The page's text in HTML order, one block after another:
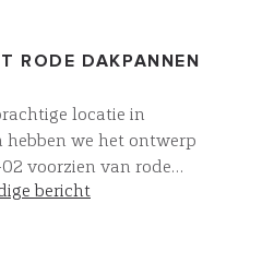
RODE DAKPANNEN
locatie in
hebben we het ontwerp
voorzien van rode
ook met onze
bericht